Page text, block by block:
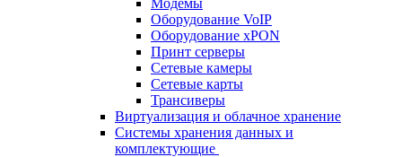
Модемы
Оборудование VoIP
Оборудование xPON
Принт серверы
Сетевые камеры
Сетевые карты
Трансиверы
Виртуализация и облачное хранение
Системы хранения данных и
комплектующие